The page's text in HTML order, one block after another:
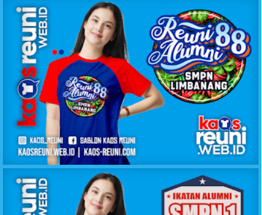
KAOS REUNI ALUMNI 88 SMPN LIMBANANG